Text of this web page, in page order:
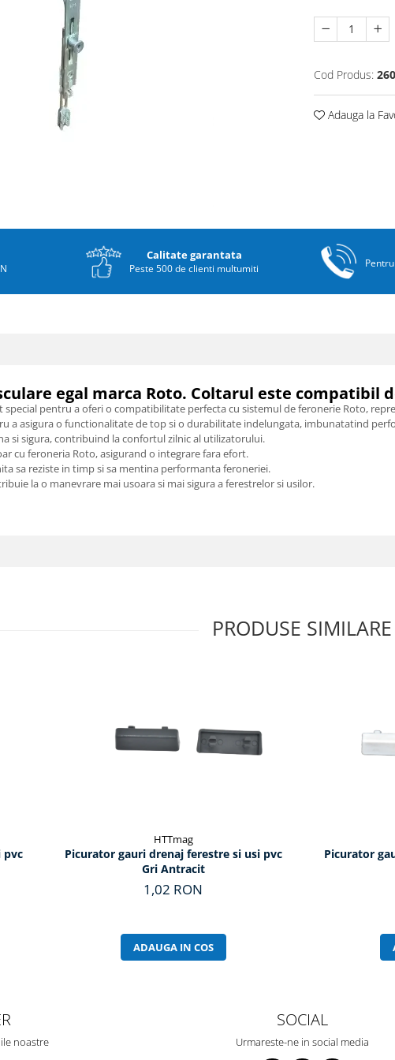
Cod Produs:
Adauga la
Calitate garantata
Peste 500 de clienti multumiti
egal marca Roto. Coltarul este compatibil
special pentru a oferi o compatibilitate perfecta cu sistemul de feronerie Roto,
a asigura o functionalitate de top si o durabilitate indelungata, imbunatatind
si sigura, contribuind la confortul zilnic al utilizatorului.
cu feroneria Roto, asigurand o integrare fara efort.
sa reziste in timp si sa mentina performanta feroneriei.
la o manevrare mai usoara si mai sigura a ferestrelor si usilor.
PRODUSE SIMILARE
pvc
HTTmag
Picurator gauri drenaj ferestre si usi pvc
Gri Antracit
1,02 RON
ADAUGA IN COS
Picurator
noastre
SOCIAL
Urmareste-ne in social media